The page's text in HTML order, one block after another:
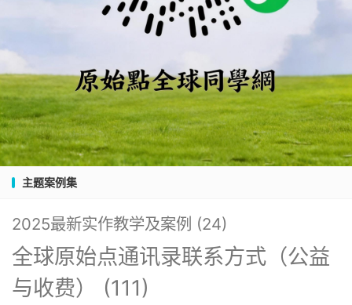
主题案例集
2025最新实作教学及案例 (24)
全球原始点通讯录联系方式（公益
与收费）
(111)